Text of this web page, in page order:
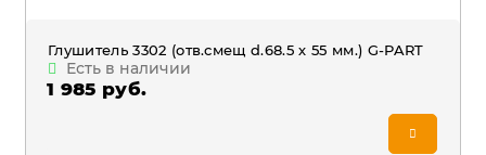
Глушитель 3302 (отв.смещ d.68.5 х 55 мм.) G-PART
Есть в наличии
1 985 руб.